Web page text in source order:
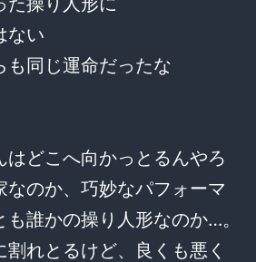
ない
も同じ運命だったな
はどこへ向かっとるんやろ
なのか、巧妙なパフォーマ
誰かの操り人形なのか…。
れとるけど、良くも悪く